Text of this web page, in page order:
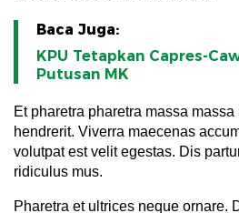
Baca Juga:
KPU Tetapkan Capres-
Putusan MK
Et pharetra pharetra massa
hendrerit. Viverra maecenas
volutpat est velit egestas. Dis
ridiculus mus.
Pharetra et ultrices neque ornare.